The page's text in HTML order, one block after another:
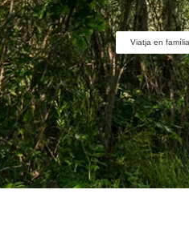
Viatja en família